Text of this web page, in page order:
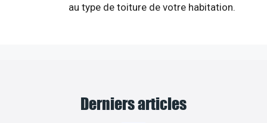
au type de toiture de votre habitation.
Derniers articles